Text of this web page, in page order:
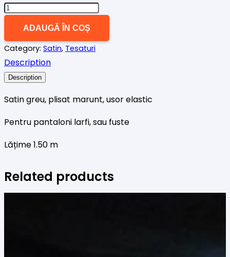
Cantitate
marunt
roz
liliac
ADAUGĂ ÎN COȘ
Category: Satin, Tesaturi
Description
Description
Satin greu, plisat marunt, usor elastic
Pentru pantaloni larfi, sau fuste
Lățime 1.50 m
Related products